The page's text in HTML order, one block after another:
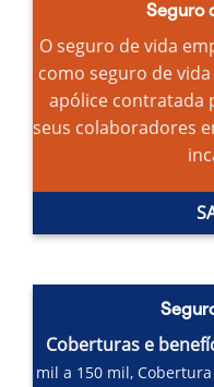
Seguro
O seguro de vida
como seguro de
apólice contratada
seus colaboradores
Coberturas e
mil a 150 mil,